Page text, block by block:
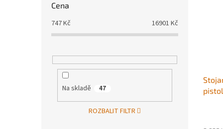
Cena
747Kč 16901 Kč
Na skladě 47
ROZBALIT FILTR
PSI